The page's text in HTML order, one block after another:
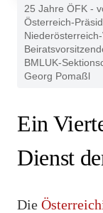
25 Jahre ÖFK -
Österreich-
BMLUK-
Georg Pomaßl
Ein
Dienst
Die